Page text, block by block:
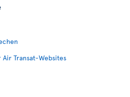
Transat-Websites